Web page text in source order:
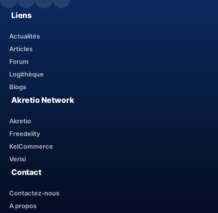
Liens
Actualités
Articles
Forum
Logithèque
Blogs
Akretio Network
Akretio
Freedelity
KelCommerce
Verixi
Contact
Contactez-nous
A propos